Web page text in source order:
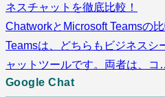
ネスチャットを徹底比較！
ChatworkとMicrosoft Teamsの
Teamsは、どちらもビジネスシ
ャットツールです。両者は、コ
Google Chat